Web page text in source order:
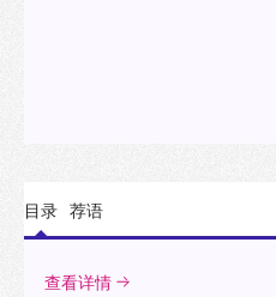
目录 荐语
查看详情